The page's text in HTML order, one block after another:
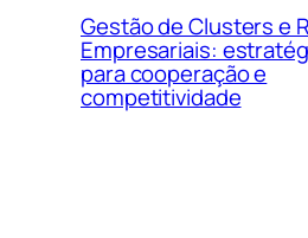
Gestão de Clusters e
Empresariais:
para cooperação e
competitividade